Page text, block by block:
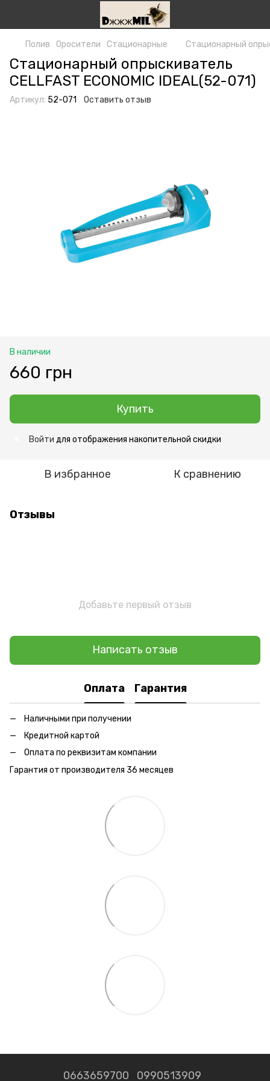
Полив Оросители Стационарные Стационарный
Стационарный опрыскиватель
CELLFAST ECONOMIC IDEAL(52-071)
Артикул: 52-071 Оставить отзыв
В наличии
660 грн
Купить
Войти для отображения накопительной скидки
В избранное К сравнению
Отзывы
Добавьте первый отзыв
Написать отзыв
Оплата Гарантия
Наличными при получении
Кредитной картой
Оплата по реквизитам компании
Гарантия от производителя 36 месяцев
0663659700 0990513909